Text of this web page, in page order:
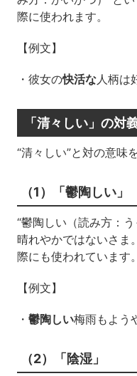
際に使われます。
【例文】
・彼女の快活な人柄は
「清々しい」の対
“清々しい”と対の意味
（1）「鬱陶しい」
“鬱陶しい（読み方：
晴れやかではないさま
際にも使われています。
【例文】
・ 鬱陶しい梅雨もよう
（2）「陰湿」